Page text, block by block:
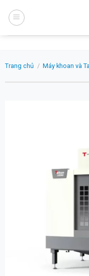
Trang chủ / Máy khoan và